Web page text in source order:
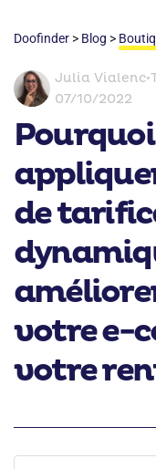
Doofinder > Blog >
Julia Vialenc•
07/10/2022
de
votre e-
votre